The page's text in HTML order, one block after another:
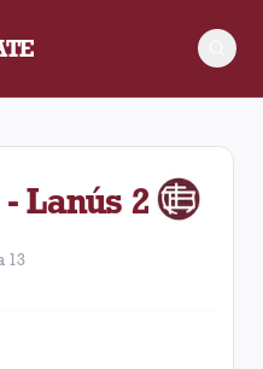
y Huracán disputado el
Lanús 2
13